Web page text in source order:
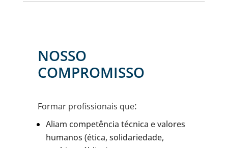
NOSSO
COMPROMISSO
Formar profissionais que:
Aliam competência técnica e valores
humanos (ética, solidariedade,